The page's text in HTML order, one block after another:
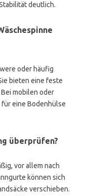
deutlich.
oder häufig
bieten eine feste
mobilen oder
eine Bodenhülse
überprüfen?
vor allem nach
können sich
verschieben.